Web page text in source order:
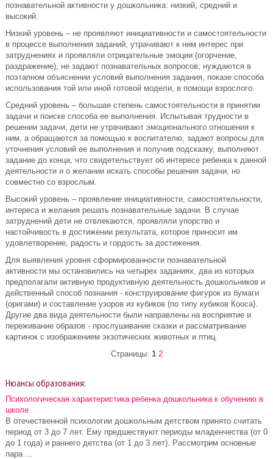
познавательной активности у дошкольника: низкий, средний и
высокий.
Низкий уровень – не проявляют инициативности и самостоятельности
в процессе выполнения заданий, утрачивают к ним интерес при
затруднениях и проявляли отрицательные эмоции (огорчение,
раздражение), не задают познавательных вопросов; нуждаются в
поэтапном объяснении условий выполнения задания, показе способа
использования той или иной готовой модели, в помощи взрослого.
Средний уровень – большая степень самостоятельности в принятии
задачи и поиске способа ее выполнения. Испытывая трудности в
решении задачи, дети не утрачивают эмоционального отношения к
ним, а обращаются за помощью к воспитателю, задают вопросы для
уточнения условий ее выполнения и получив подсказку, выполняют
задание до конца, что свидетельствует об интересе ребенка к данной
деятельности и о желании искать способы решения задачи, но
совместно со взрослым.
Высокий уровень – проявление инициативности, самостоятельности,
интереса и желания решать познавательные задачи. В случае
затруднений дети не отвлекаются, проявляли упорство и
настойчивость в достижении результата, которое приносит им
удовлетворение, радость и гордость за достижения.
Для выявления уровня сформированности познавательной
активности мы остановились на четырех заданиях, два из которых
предполагали активную продуктивную деятельность дошкольников и
действенный способ познания - конструирование фигурок из бумаги
(оригами) и составление узоров из кубиков (по типу кубиков Кооса).
Другие два вида деятельности были направлены на восприятие и
переживание образов - прослушивание сказки и рассматривание
картинок с изображением экзотических животных и птиц.
Страницы: 1 2
Нюансы образования:
Психологическая характеристика ребенка дошкольника к обучению в
школе
В отечественной психологии дошкольным детством принято считать
период от 3 до 7 лет. Ему предшествуют периоды младенчества (от 0
до 1 года) и раннего детства (от 1 до 3 лет). Рассмотрим основные
пара ...